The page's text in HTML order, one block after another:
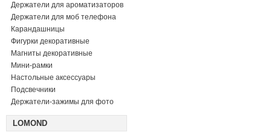
Держатели для ароматизаторов
Держатели для моб телефона
Карандашницы
Фигурки декоративные
Магниты декоративные
Мини-рамки
Настольные аксессуары
Подсвечники
Держатели-зажимы для фото
LOMOND